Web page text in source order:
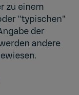
zu einem
"typischen"
der
andere